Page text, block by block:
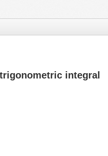
integral